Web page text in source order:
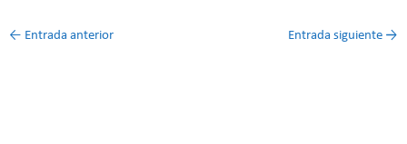
← Entrada anterior Entrada siguiente →